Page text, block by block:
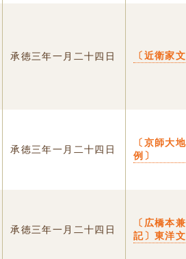
承徳三年一月二十四日 〔近衛家
承徳三年一月二十四日
〔京師大
例〕
承徳三年一月二十四日
〔広橋本
記〕東洋